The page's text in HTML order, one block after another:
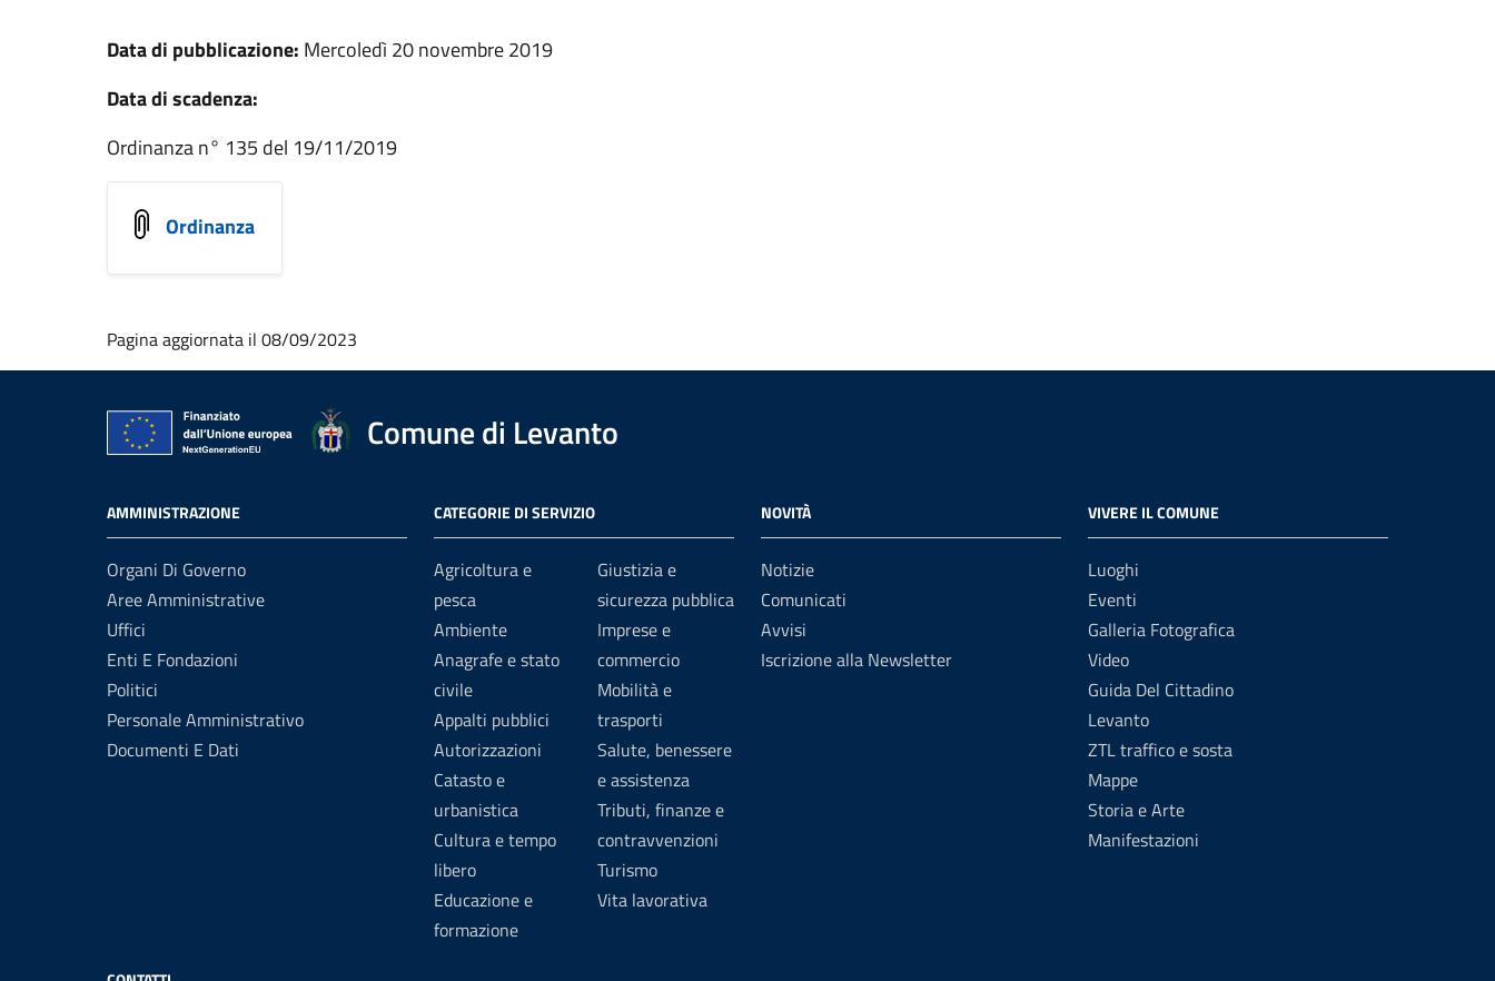
Data di pubblicazione: Mercoledì 20 novembre 2019
Data di scadenza:
Ordinanza n° 135 del 19/11/2019
Ordinanza
Pagina aggiornata il 08/09/2023
Comune di Levanto
AMMINISTRAZIONE
Organi Di Governo
Aree Amministrative
Uffici
Enti E Fondazioni
Politici
Personale Amministrativo
Documenti E Dati
CATEGORIE DI SERVIZIO
Agricoltura e
pesca
Ambiente
Anagrafe e stato
civile
Appalti pubblici
Autorizzazioni
Catasto e
urbanistica
Cultura e tempo
libero
Educazione e
formazione
Giustizia e
sicurezza pubblica
Imprese e
commercio
Mobilità e
trasporti
Salute, benessere
e assistenza
Tributi, finanze e
contravvenzioni
Turismo
Vita lavorativa
NOVITÀ
Notizie
Comunicati
Avvisi
Iscrizione alla Newsletter
VIVERE IL COMUNE
Luoghi
Eventi
Galleria Fotografica
Video
Guida Del Cittadino
Levanto
ZTL traffico e sosta
Mappe
Storia e Arte
Manifestazioni